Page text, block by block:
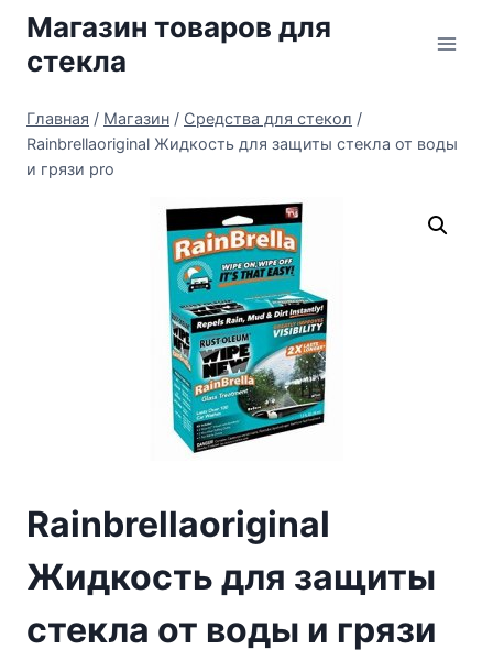
Перейти
содержимому
Магазин товаров для
стекла
Главная / Магазин / Средства для стекол /
Rainbrellaoriginal Жидкость для защиты стекла от воды
и грязи pro
Rainbrellaoriginal
Жидкость для защиты
стекла от воды и грязи